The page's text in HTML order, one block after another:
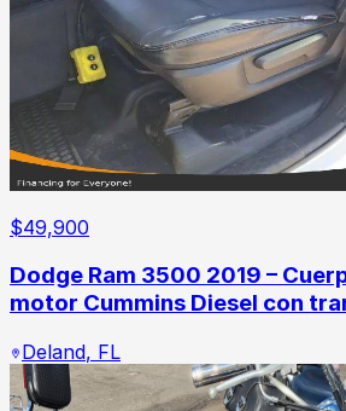
$49,900
Dodge Ram 3500 2019 –
motor Cummins Diesel con
Deland, FL